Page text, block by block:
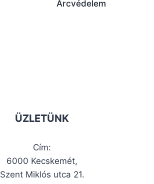
Arcvédelem
ÜZLETÜNK
Cím:
6000 Kecskemét,
Szent Miklós utca 21.